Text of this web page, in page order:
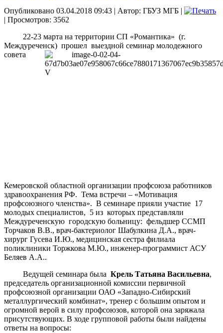
Опубликовано 03.04.2018 09:43 | Автор: ГБУЗ МГБ |
| Просмотров: 3562
22-23 марта на территории СП «Романтика» (г.
Междуреченск) прошел выездной семинар молодежного
совета
Кемеровской областной организации профсоюза работников
здравоохранения РФ. Тема встречи – «Мотивация
профсоюзного членства». В семинаре прияли участие 17
молодых специалистов, 5 из которых представляли
Междуреченскую городскую больницу: фельдшер ССМП
Торчаков В.В., врач-бактериолог Шабулкина Д.А., врач-
хирург Гусева И.Ю., медицинская сестра филиала
поликлиники Торжкова М.Ю., инженер-программист АСУ
Беляев А.А..
Ведущей семинара была Крель Татьяна Васильевна,
председатель организационной комиссии первичной
профсоюзной организации ОАО «Западно-Сибирский
металлургический комбинат», тренер с большим опытом и
огромной верой в силу профсоюзов, которой она заряжала
присутствующих. В ходе групповой работы были найдены
ответы на вопросы: